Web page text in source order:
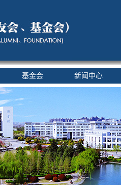
基金会 新闻中心